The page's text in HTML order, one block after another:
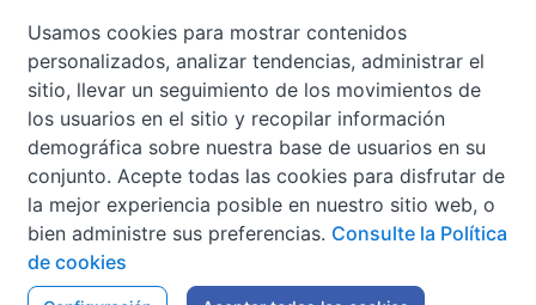
Atención ciudadana
Usamos cookies para mostrar contenidos
personalizados, analizar tendencias, administrar el
sitio, llevar un seguimiento de los movimientos de
los usuarios en el sitio y recopilar información
demográfica sobre nuestra base de usuarios en su
conjunto. Acepte todas las cookies para disfrutar de
la mejor experiencia posible en nuestro sitio web, o
bien administre sus preferencias. Consulte la Política
de cookies